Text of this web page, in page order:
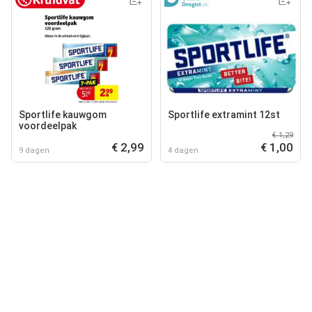
Sportlife kauwgom
voordeelpak
9 dagen € 2,99
Sportlife extramint 12st
4 dagen
€ 1,29
€ 1,00